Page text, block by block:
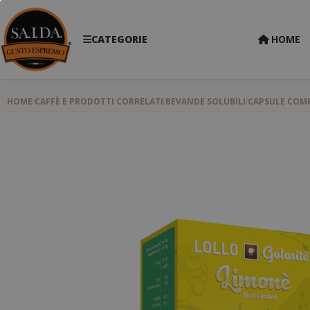
CATEGORIE HOME
HOME CAFFÈ E PRODOTTI CORRELATI BEVANDE SOLUBILI CAPSULE